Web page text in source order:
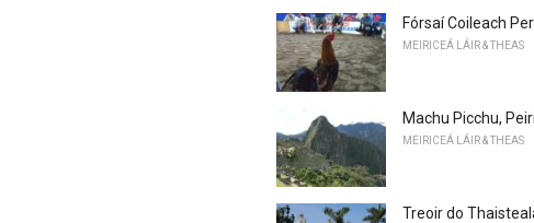
Fórsaí Coileach
MEIRICEÁ LÁIR & THEAS
Machu Picchu,
MEIRICEÁ LÁIR & THEAS
Treoir do